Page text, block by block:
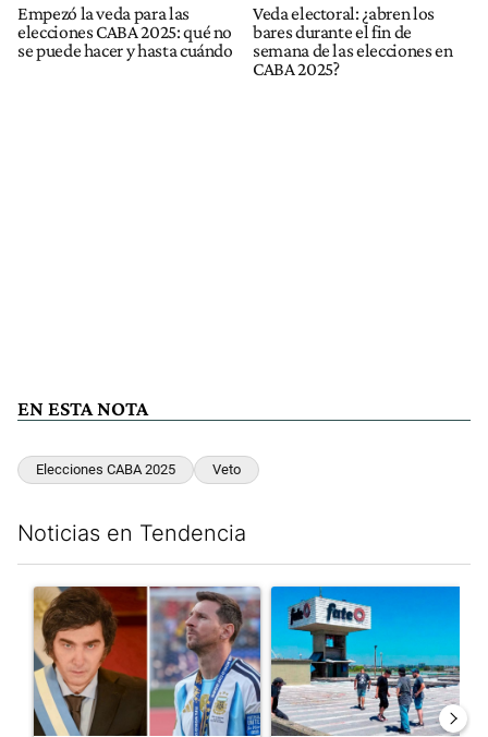
Empezó la veda para las
elecciones CABA 2025: qué no
se puede hacer y hasta cuándo
Veda electoral: ¿abren los
bares durante el fin de
semana de las elecciones en
CABA 2025?
EN ESTA NOTA
Elecciones CABA 2025 Veto
Noticias en Tendencia
Un artículo de tendencia con el título "Milei despidió a Jorge
Un artículo de tendencia